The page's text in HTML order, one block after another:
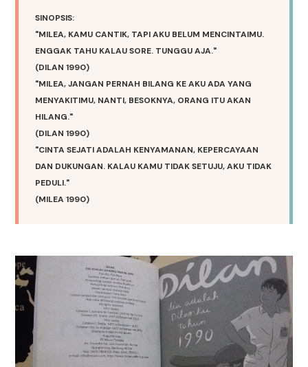
SINOPSIS:
"MILEA, KAMU CANTIK, TAPI AKU BELUM MENCINTAIMU.
ENGGAK TAHU KALAU SORE. TUNGGU AJA."
(DILAN 1990)
"MILEA, JANGAN PERNAH BILANG KE AKU ADA YANG
MENYAKITIMU, NANTI, BESOKNYA, ORANG ITU AKAN
HILANG."
(DILAN 1990)
"CINTA SEJATI ADALAH KENYAMANAN, KEPERCAYAAN
DAN DUKUNGAN. KALAU KAMU TIDAK SETUJU, AKU TIDAK
PEDULI."
(MILEA 1990)